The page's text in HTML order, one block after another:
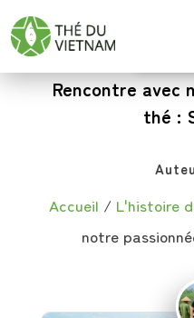
Rencontre avec
thé :
Accueil / L'histoire
notre